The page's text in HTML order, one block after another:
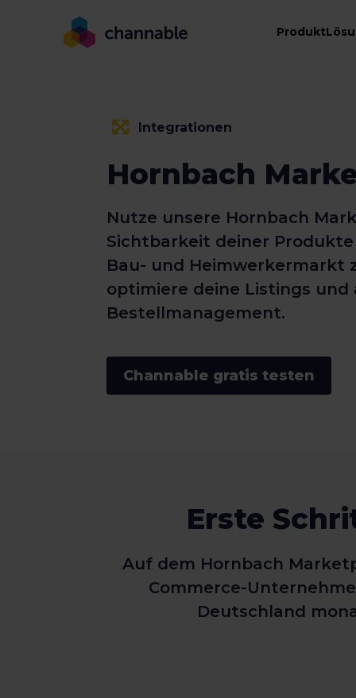
Produkt
Integrationen
Hornbach
Nutze unsere Hornbach
Sichtbarkeit deiner
Bau- und Heimwerkermarkt
optimiere deine Listings
Bestellmanagement.
Channable gratis testen
Erste
Auf dem Hornbach
Commerce-
Deutschland